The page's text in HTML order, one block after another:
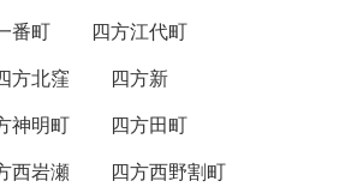
番町
四方江代町
方北窪
四方新
神明町
四方田町
西岩瀬
四方西野割町